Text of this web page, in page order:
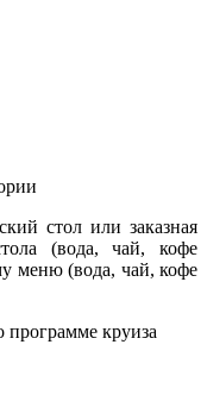
стол или заказная
(вода, чай, кофе
меню (вода, чай, кофе
программе круиза